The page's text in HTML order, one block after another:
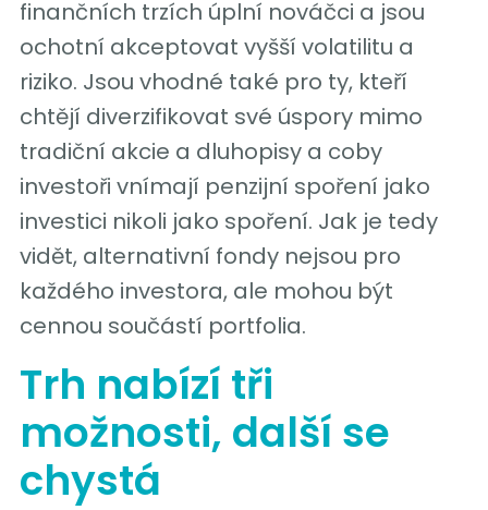
finančních trzích úplní nováčci a jsou
ochotní akceptovat vyšší volatilitu a
riziko. Jsou vhodné také pro ty, kteří
chtějí diverzifikovat své úspory mimo
tradiční akcie a dluhopisy a coby
investoři vnímají penzijní spoření jako
investici nikoli jako spoření. Jak je tedy
vidět, alternativní fondy nejsou pro
každého investora, ale mohou být
cennou součástí portfolia.
Trh nabízí tři
možnosti, další se
chystá